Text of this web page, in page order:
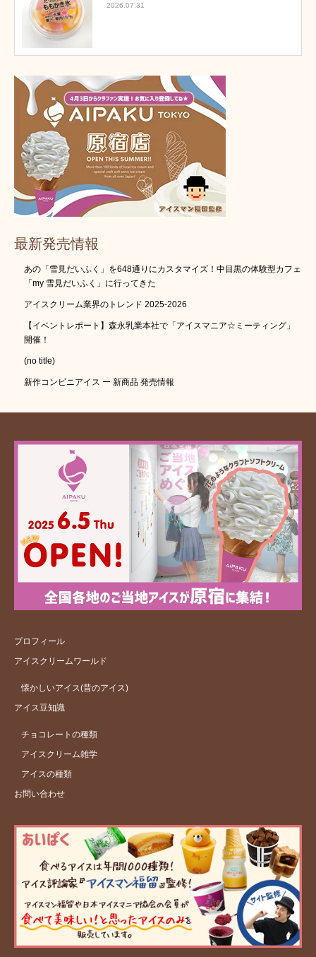
2026.07.31
最新発売情報
あの「雪見だいふく」を648通りにカスタマイズ！中目黒の体験型カフェ
「my 雪見だいふく」に行ってきた
アイスクリーム業界のトレンド 2025-2026
【イベントレポート】森永乳業本社で「アイスマニア☆ミーティング」
開催！
(no title)
新作コンビニアイス ー 新商品 発売情報
プロフィール
アイスクリームワールド
懐かしいアイス(昔のアイス)
アイス豆知識
チョコレートの種類
アイスクリーム雑学
アイスの種類
お問い合わせ